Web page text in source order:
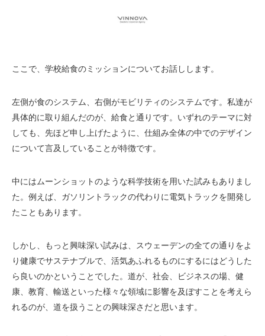
ここで、学校給食のミッションについてお話しします。
左側が食のシステム、右側がモビリティのシステムです。私達が
具体的に取り組んだのが、給食と通りです。いずれのテーマに対
しても、先ほど申し上げたように、仕組み全体の中でのデザイン
について言及していることが特徴です。
中にはムーンショットのような科学技術を用いた試みもありまし
た。例えば、ガソリントラックの代わりに電気トラックを開発し
たこともあります。
しかし、もっと興味深い試みは、スウェーデンの全ての通りをよ
り健康でサステナブルで、活気あふれるものにするにはどうした
ら良いのかということでした。道が、社会、ビジネスの場、健
康、教育、輸送といった様々な領域に影響を及ぼすことを考えら
れるのが、道を扱うことの興味深さだと思います。